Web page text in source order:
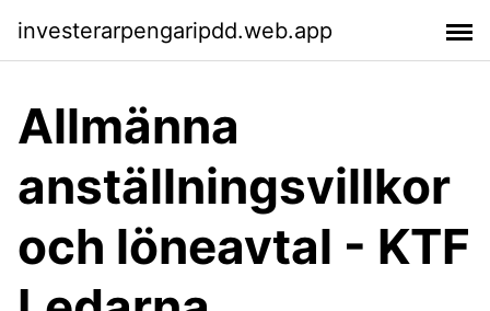
investerarpengaripdd.web.app
Allmänna
anställningsvillkor
och löneavtal - KTF